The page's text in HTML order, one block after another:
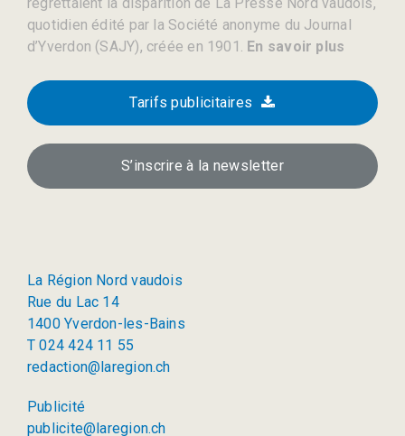
quotidien édité par la Société anonyme du Journal
d’Yverdon (SAJY), créée en 1901. En savoir plus
Tarifs publicitaires
S’inscrire à la newsletter
La Région Nord vaudois
Rue du Lac 14
1400 Yverdon-les-Bains
T 024 424 11 55
redaction@laregion.ch
Publicité
publicite@laregion.ch